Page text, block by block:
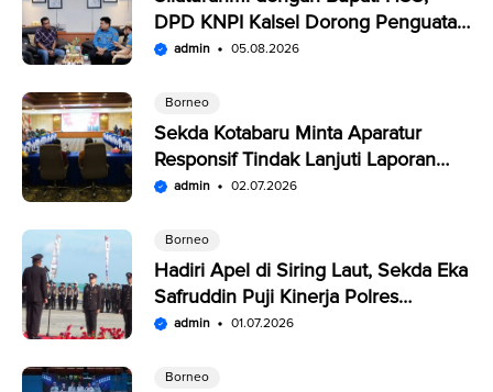
DPD KNPI Kalsel Dorong Penguatan
SDM Pemuda
admin 05.08.2026
Borneo
Sekda Kotabaru Minta Aparatur
Responsif Tindak Lanjuti Laporan
Warga di SP4N-LAPOR
admin 02.07.2026
Borneo
Hadiri Apel di Siring Laut, Sekda Eka
Safruddin Puji Kinerja Polres
Kotabaru
admin 01.07.2026
Borneo